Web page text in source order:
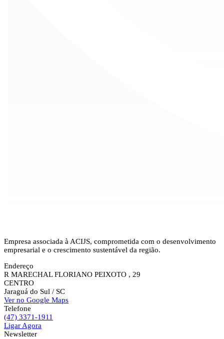
Empresa associada à ACIJS, comprometida com o desenvolvimento
empresarial e o crescimento sustentável da região.
Endereço
R MARECHAL FLORIANO PEIXOTO , 29
CENTRO
Jaraguá do Sul / SC
Ver no Google Maps
Telefone
(47) 3371-1911
Ligar Agora
Newsletter